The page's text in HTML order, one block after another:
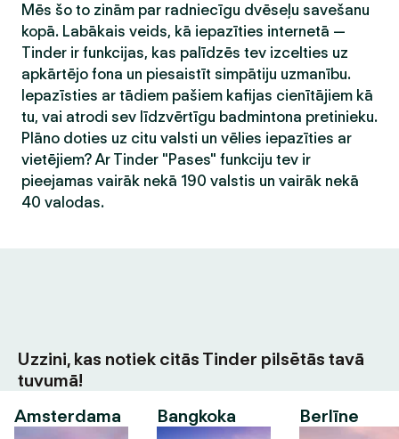
Mēs šo to zinām par radniecīgu dvēseļu savešanu
kopā. Labākais veids, kā iepazīties internetā —
Tinder ir funkcijas, kas palīdzēs tev izcelties uz
apkārtējo fona un piesaistīt simpātiju uzmanību.
Iepazīsties ar tādiem pašiem kafijas cienītājiem kā
tu, vai atrodi sev līdzvērtīgu badmintona pretinieku.
Plāno doties uz citu valsti un vēlies iepazīties ar
vietējiem? Ar Tinder "Pases" funkciju tev ir
pieejamas vairāk nekā 190 valstis un vairāk nekā
40 valodas.
Uzzini, kas notiek citās Tinder pilsētās tavā
tuvumā!
Amsterdama
Bangkoka Berlīne